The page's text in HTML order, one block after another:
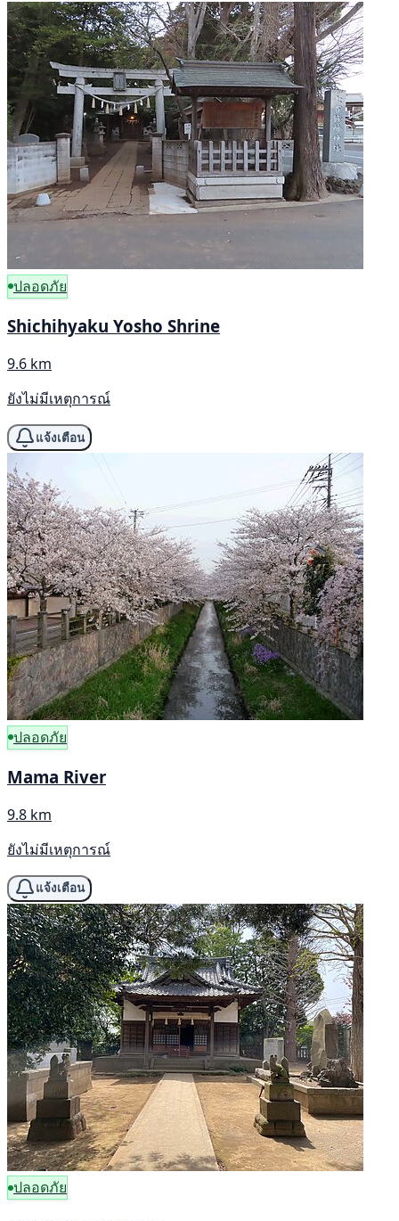
ปลอดภัย
Shichihyaku Yosho Shrine
9.6 km
ยังไม่มีเหตุการณ์
แจ้งเตือน
ปลอดภัย
Mama River
9.8 km
ยังไม่มีเหตุการณ์
แจ้งเตือน
ปลอดภัย